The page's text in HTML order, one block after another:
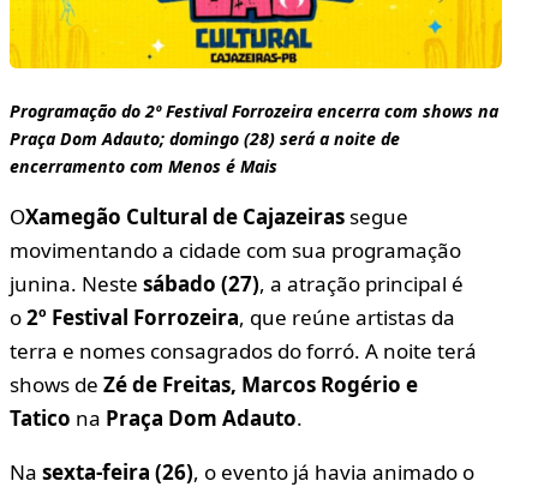
Programação do 2º Festival Forrozeira encerra com shows na
Praça Dom Adauto; domingo (28) será a noite de
encerramento com Menos é Mais
OXamegão Cultural de Cajazeirassegue
movimentando a cidade com sua programação
junina. Neste sábado (27), a atração principal é
o2º Festival Forrozeira, que reúne artistas da
terra e nomes consagrados do forró. A noite terá
shows de Zé de Freitas, Marcos Rogério e
Tatico na Praça Dom Adauto.
Na sexta-feira (26), o evento já havia animado o